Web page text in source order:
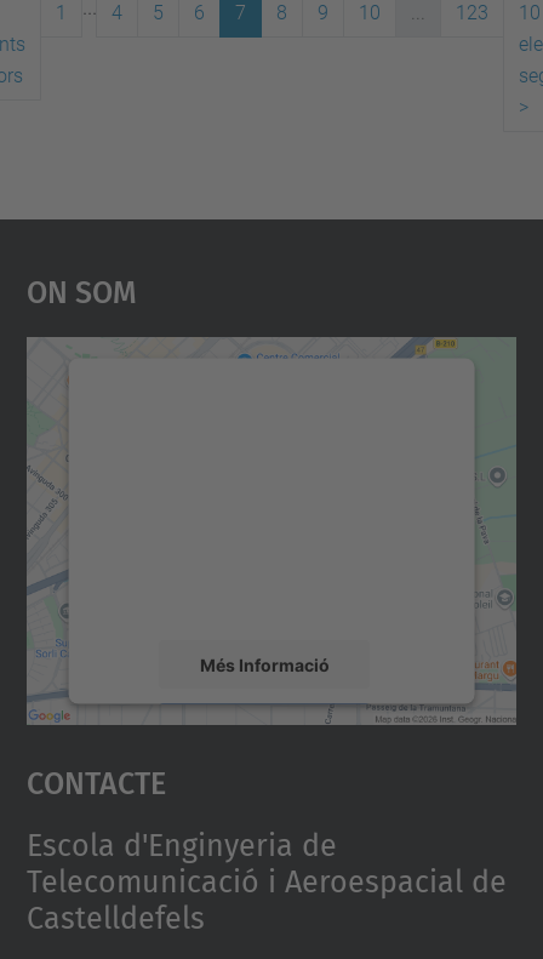
1 4 5 6 7 8 9 10 ... 123
10
>
On Som
Més Informació
Accepta
powered by
Contacte
Escola d'Enginyeria de
Telecomunicació i Aeroespacial de
Castelldefels